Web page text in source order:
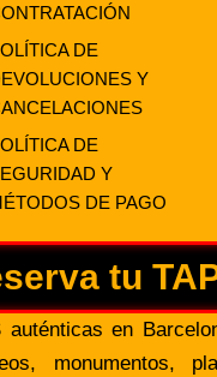
DE
Y
DE
Y
DE PAGO
tu
auténticas en
monumentos,